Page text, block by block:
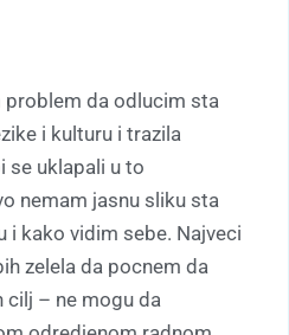
problem da odlucim sta
i kulturu i trazila
se uklapali u to
nemam jasnu sliku sta
i kako vidim sebe. Najveci
zelela da pocnem da
cilj – ne mogu da